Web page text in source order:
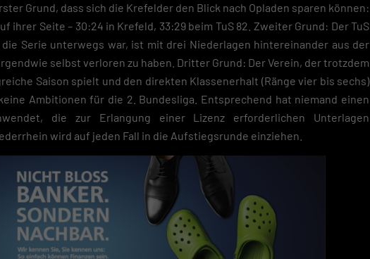
Grund, dass sich die Krefelder den Blick nach Opladen sparen können:
ihrer Seite – 30:24 in Krefeld, 33:29 beim TuS 82. Zweiter Grund: Der TuS
Serie unterwegs war, ist mit drei Niederlagen hintereinander aus der
selbst verloren zu haben. Dritter Grund: Der Verein, der trotzdem
Saison spielt und den direkten Klassenerhalt (Ränge vier bis sechs)
Ambitionen für die 2. Bundesliga. Entsprechend hat niemand einen
die zur Erlangung einer Lizenz erforderlichen Unterlagen
wird auf jeden Fall in die Aufstiegsrunde einziehen.